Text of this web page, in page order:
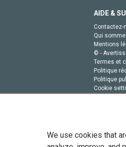
AIDE &
Contactez-
Qui
Mentions
© -
Termes et
Politique
Politique
Cookie
We use cookies that